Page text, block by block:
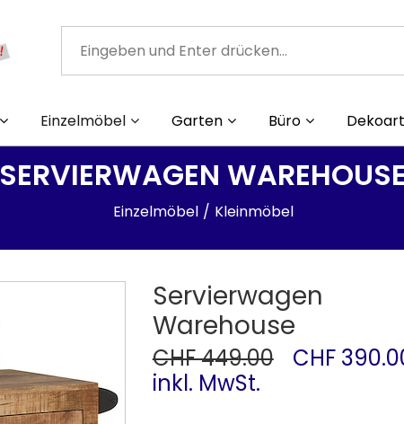
Einzelmöbel Garten Büro
SERVIERWAGEN
Einzelmöbel Kleinmöbel
Servierwagen
Warehouse
CHF 449.00
CHF
inkl. MwSt.